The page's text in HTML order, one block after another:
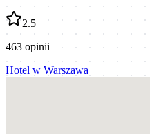
2.5
463 opinii
Hotel w Warszawa